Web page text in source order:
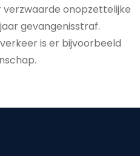
onopzettelijke
gevangenisstraf.
is er bijvoorbeeld